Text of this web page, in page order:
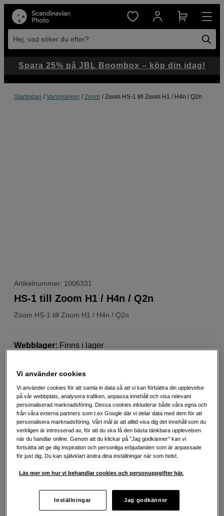
Hej, vad söker du efter?
Startsidan Varumärken Zoom Zoom HS-1 till Zoom H1 / H4n / Q2n
Artikelnummer: 1006331
Zoom HS-1 till Zoom H1 / H4n / Q2n
HS-1 till Zoom H1 / H4n / Q2n
Webblager: Finns i lager
199 SEK
Handla tryggt med delbetalning eller faktura Info
Antal
Lägg i kundvagn
Fri frakt vid köp över 1 500 kronor
Köp nu och betala inom 30 dagar
Spara 25% på JBL Boombox – köp din idag!
Vi använder cookies
Vi använder cookies för att samla in data så att vi kan förbättra din upplevelse
på vår webbplats, analysera trafiken, anpassa innehåll och visa relevant
personaliserad marknadsföring. Dessa cookies inkluderar både våra egna och
från våra externa partners som t.ex Google där vi delar data med dem för att
personalisera marknadsföring. Vårt mål är att alltid visa dig det innehåll som du
verkligen är intresserad av, för att du ska få den bästa tänkbara upplevelsen
när du handlar online. Genom att du klickar på ”Jag godkänner” kan vi
fortsätta att ge dig inspiration och personliga erbjudanden som är anpassade
för just dig. Du kan självklart ändra dina inställningar när som helst.
Läs mer om hur vi behandlar cookies och personuppgifter här.
Inställningar Jag godkänner